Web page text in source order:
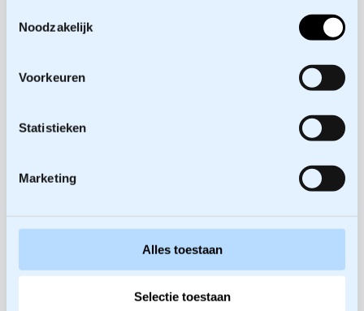
Noodzakelijk
Voorkeuren
Statistieken
Marketing
Alles toestaan
Selectie toestaan
(dreigende) transparantie wekt verstarring in
de hand.
papieren spoor van vingerwijzingen achter te
naar buiten komt de reconstructie kan
waarschuwde voor de risico’s; de sfeer aan
tafel wordt daarmee een stuk grimmiger, meer
Als transparantie wordt gezien als een situatie
waarbij alle informatie voor iedereen altijd
voorhanden is, kleven er toch best veel nadelen